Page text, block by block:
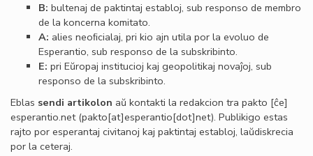
B: bultenaj de paktintaj establoj, sub responso de membro
de la koncerna komitato.
A: alies neoﬁcialaj, pri kio ajn utila por la evoluo de
Esperantio, sub responso de la subskribinto.
E: pri Eŭropaj institucioj kaj geopolitikaj novaĵoj, sub
responso de la subskribinto.
Eblas sendi artikolon aŭ kontakti la redakcion tra pakto [ĉe]
esperantio.net(pakto[at]esperantio[dot]net). Publikigo estas
rajto por esperantaj civitanoj kaj paktintaj establoj, laŭdiskrecia
por la ceteraj.